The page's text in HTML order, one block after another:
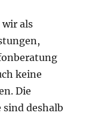
wir als
keine
Die
deshalb